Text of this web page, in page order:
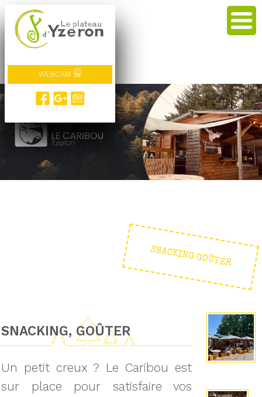
WEBCAM
SNACKING GOÛTER
SNACKING, GOÛTER
Un petit creux ? Le Caribou est
sur place pour satisfaire vos